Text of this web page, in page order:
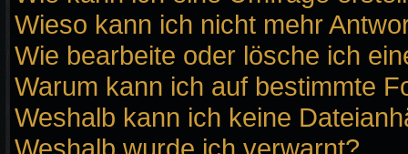
Wieso kann ich nicht mehr
Wie bearbeite oder lösche ich
Warum kann ich auf bestimmte
Weshalb kann ich keine